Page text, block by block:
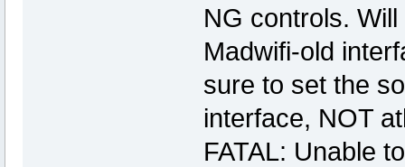
NG controls.
Madwifi-old
sure to set the
interface, NOT
FATAL: Unable